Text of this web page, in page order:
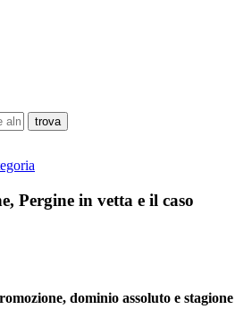
Pergine in vetta e il caso
dominio assoluto e stagione